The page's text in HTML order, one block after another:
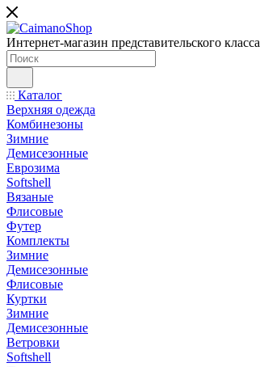
Интернет-магазин представительского класса
Каталог
Верхняя одежда
Комбинезоны
Зимние
Демисезонные
Еврозима
Softshell
Вязаные
Флисовые
Футер
Комплекты
Зимние
Демисезонные
Флисовые
Куртки
Зимние
Демисезонные
Ветровки
Softshell